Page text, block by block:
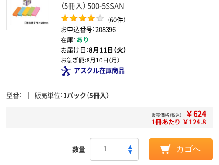
（5冊入） 500-5SSAN
（60件）
お申込番号：208396
在庫：あり
お届け日：8月11日（火）
お急ぎ便：8月10日（月）
アスクル在庫商品
型番 販売単位 1パック（5冊入）
販売価格（税込） ￥624
1冊あたり ￥124.8
数量 カゴへ